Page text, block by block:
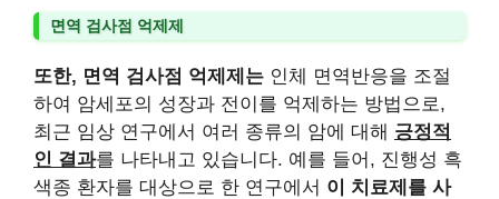
면역 검사점 억제제
또한, 면역 검사점 억제제는 인체 면역반응을 조절
하여 암세포의 성장과 전이를 억제하는 방법으로,
최근 임상 연구에서 여러 종류의 암에 대해 긍정적
인 결과를 나타내고 있습니다. 예를 들어, 진행성 흑
색종 환자를 대상으로 한 연구에서 이 치료제를 사